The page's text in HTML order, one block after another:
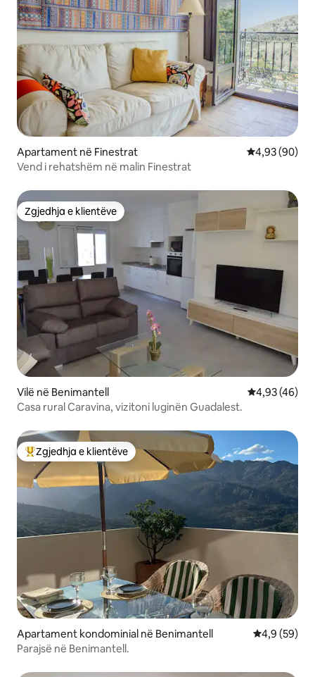
Apartament në Finestrat Vlerësimi
4,93 (90)
Vend i rehatshëm në malin Finestrat
Zgjedhja e klientëve
Zgjedhja e klientëve
Vilë në Benimantell Vlerësimi
4,93 (46)
Casa rural Caravina, vizitoni luginën Guadalest.
Më të mirat e zgjedhjeve të klientëve
Zgjedhja e klientëve
Apartament kondominial në Benimantell Vlerësimi
4,9 (59)
Parajsë në Benimantell.